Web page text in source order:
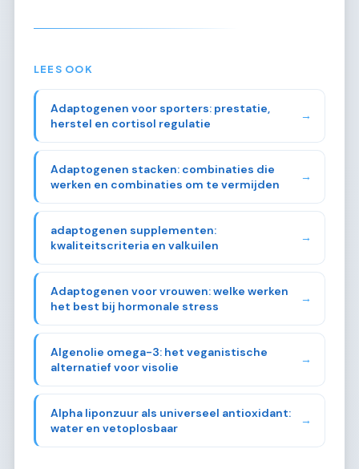
LEES OOK
Adaptogenen voor sporters: prestatie,
herstel en cortisol regulatie
→
Adaptogenen stacken: combinaties die
werken en combinaties om te vermijden
→
adaptogenen supplementen:
kwaliteitscriteria en valkuilen
→
Adaptogenen voor vrouwen: welke werken
het best bij hormonale stress
→
Algenolie omega-3: het veganistische
alternatief voor visolie
→
Alpha liponzuur als universeel antioxidant:
water en vetoplosbaar
→